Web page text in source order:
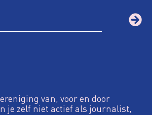
van, voor en door
je zelf niet actief als journalist,